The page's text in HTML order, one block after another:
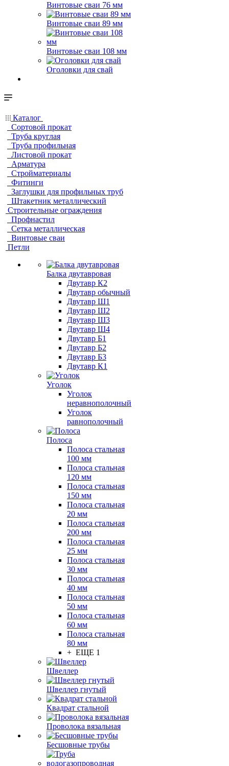
Винтовые сваи 76 мм
Винтовые сваи 89 мм
Винтовые сваи 108 мм
Оголовки для свай
Каталог
Сортовой прокат
Труба круглая
Труба профильная
Листовой прокат
Арматура
Стройматериалы
Фитинги
Заглушки для профильных труб
Штакетник металлический
Строительные ограждения
Профнастил
Сетка металлическая
Винтовые сваи
Петли
Балка двутавровая
Двутавр К2
Двутавр обычный
Двутавр Ш1
Двутавр Ш2
Двутавр Ш3
Двутавр Ш4
Двутавр Б1
Двутавр Б2
Двутавр Б3
Двутавр К1
Уголок
Уголок
неравнополочный
Уголок
равнополочный
Полоса
Полоса стальная
100 мм
Полоса стальная
120 мм
Полоса стальная
150 мм
Полоса стальная
20 мм
Полоса стальная
200 мм
Полоса стальная
25 мм
Полоса стальная
30 мм
Полоса стальная
40 мм
Полоса стальная
50 мм
Полоса стальная
60 мм
Полоса стальная
80 мм
+ ЕЩЕ 1
Швеллер
Швеллер гнутый
Квадрат стальной
Проволока вязальная
Бесшовные трубы